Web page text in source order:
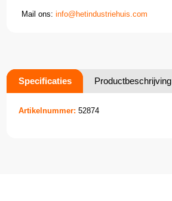
Mail ons:info@hetindustriehuis.com
Specificaties Productbeschrijving
Artikelnummer: 52874